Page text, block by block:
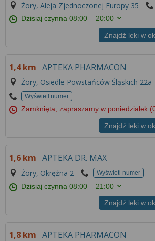
Żory, Aleja Zjednoczonej Europy 35
Dzisiaj czynna08:00 – 20:00
Znajdź leki w
1,4 km APTEKA PHARMACON
Żory, Osiedle Powstańców Śląskich 22a
Wyświetl numer
Zamknięta, zapraszamy w poniedziałek
Znajdź leki w
1,6 km APTEKA DR. MAX
Żory, Okrężna 2 Wyświetl numer
Dzisiaj czynna08:00 – 21:00
Znajdź leki w
1,8 km APTEKA PHARMACON